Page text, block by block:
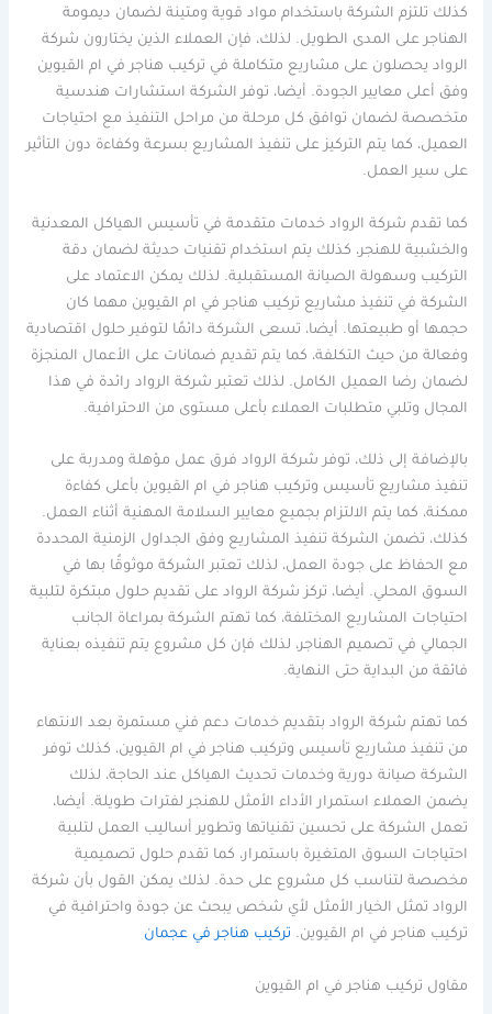
كذلك تلتزم الشركة باستخدام مواد قوية ومتينة لضمان ديمومة
الهناجر على المدى الطويل. لذلك، فإن العملاء الذين يختارون شركة
الرواد يحصلون على مشاريع متكاملة في تركيب هناجر في ام القيوين
وفق أعلى معايير الجودة. أيضا، توفر الشركة استشارات هندسية
متخصصة لضمان توافق كل مرحلة من مراحل التنفيذ مع احتياجات
العميل، كما يتم التركيز على تنفيذ المشاريع بسرعة وكفاءة دون التأثير
على سير العمل.
كما تقدم شركة الرواد خدمات متقدمة في تأسيس الهياكل المعدنية
والخشبية للهنجر، كذلك يتم استخدام تقنيات حديثة لضمان دقة
التركيب وسهولة الصيانة المستقبلية. لذلك يمكن الاعتماد على
الشركة في تنفيذ مشاريع تركيب هناجر في ام القيوين مهما كان
حجمها أو طبيعتها. أيضا، تسعى الشركة دائمًا لتوفير حلول اقتصادية
وفعالة من حيث التكلفة، كما يتم تقديم ضمانات على الأعمال المنجزة
لضمان رضا العميل الكامل. لذلك تعتبر شركة الرواد رائدة في هذا
المجال وتلبي متطلبات العملاء بأعلى مستوى من الاحترافية.
بالإضافة إلى ذلك، توفر شركة الرواد فرق عمل مؤهلة ومدربة على
تنفيذ مشاريع تأسيس وتركيب هناجر في ام القيوين بأعلى كفاءة
ممكنة، كما يتم الالتزام بجميع معايير السلامة المهنية أثناء العمل.
كذلك، تضمن الشركة تنفيذ المشاريع وفق الجداول الزمنية المحددة
مع الحفاظ على جودة العمل، لذلك تعتبر الشركة موثوقًا بها في
السوق المحلي. أيضا، تركز شركة الرواد على تقديم حلول مبتكرة لتلبية
احتياجات المشاريع المختلفة، كما تهتم الشركة بمراعاة الجانب
الجمالي في تصميم الهناجر، لذلك فإن كل مشروع يتم تنفيذه بعناية
فائقة من البداية حتى النهاية.
كما تهتم شركة الرواد بتقديم خدمات دعم فني مستمرة بعد الانتهاء
من تنفيذ مشاريع تأسيس وتركيب هناجر في ام القيوين، كذلك توفر
الشركة صيانة دورية وخدمات تحديث الهياكل عند الحاجة، لذلك
يضمن العملاء استمرار الأداء الأمثل للهنجر لفترات طويلة. أيضا،
تعمل الشركة على تحسين تقنياتها وتطوير أساليب العمل لتلبية
احتياجات السوق المتغيرة باستمرار، كما تقدم حلول تصميمية
مخصصة لتناسب كل مشروع على حدة. لذلك يمكن القول بأن شركة
الرواد تمثل الخيار الأمثل لأي شخص يبحث عن جودة واحترافية في
تركيب هناجر في ام القيوين. تركيب هناجر في عجمان
مقاول تركيب هناجر في ام القيوين